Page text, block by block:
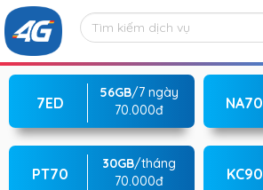
7ED
56GB/7 ngày
70.000đ
NA70
PT70
30GB/tháng
70.000đ
KC90